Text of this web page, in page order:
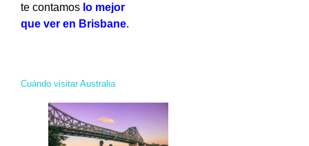
te contamos lo mejor
que ver en Brisbane.
Cuándo visitar Australia